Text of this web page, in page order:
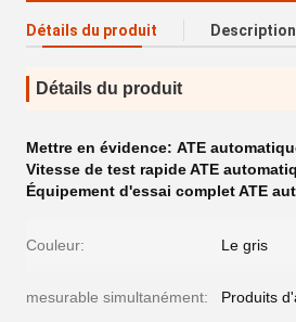
Détails du produit
Détails du produit
Mettre en évidence: ATE
Vitesse de test rapide ATE
Équipement d'essai complet ATE
Couleur: Le gris
mesurable simultanément: Produits